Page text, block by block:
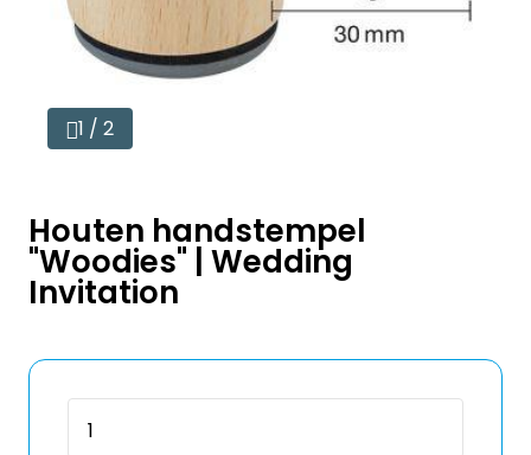
1 / 2
Houten handstempel
"Woodies" | Wedding
Invitation